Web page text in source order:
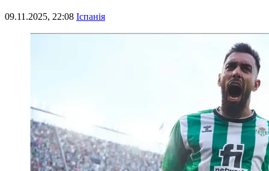
09.11.2025, 22:08 Іспанія